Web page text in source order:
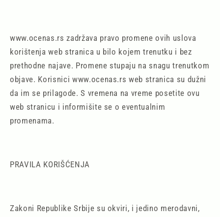
www.ocenas.rs zadržava pravo promene ovih uslova
korištenja web stranica u bilo kojem trenutku i bez
prethodne najave. Promene stupaju na snagu trenutkom
objave. Korisnici www.ocenas.rs web stranica su dužni
da im se prilagode. S vremena na vreme posetite ovu
web stranicu i informišite se o eventualnim
promenama.
PRAVILA KORIŠĆENJA
Zakoni Republike Srbije su okviri, i jedino merodavni,